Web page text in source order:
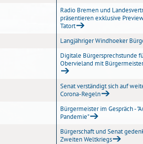
Radio Bremen und
präsentieren exklusive
Tatort
Langjähriger Windhoeker
Digitale Bürgersprechstunde
Obervieland mit
Senat verständigt sich auf
Corona-Regeln
Bürgermeister im Gespräch -
Pandemie"
Bürgerschaft und Senat
Zweiten Weltkriegs